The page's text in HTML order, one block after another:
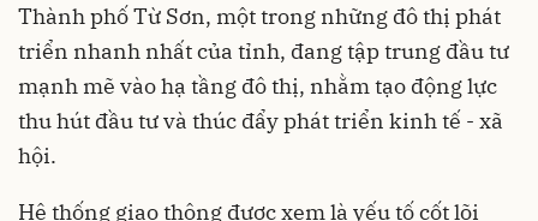
Thành phố Từ Sơn, một trong những đô thị phát
triển nhanh nhất của tỉnh, đang tập trung đầu tư
mạnh mẽ vào hạ tầng đô thị, nhằm tạo động lực
thu hút đầu tư và thúc đẩy phát triển kinh tế - xã
hội.
Hệ thống giao thông được xem là yếu tố cốt lõi